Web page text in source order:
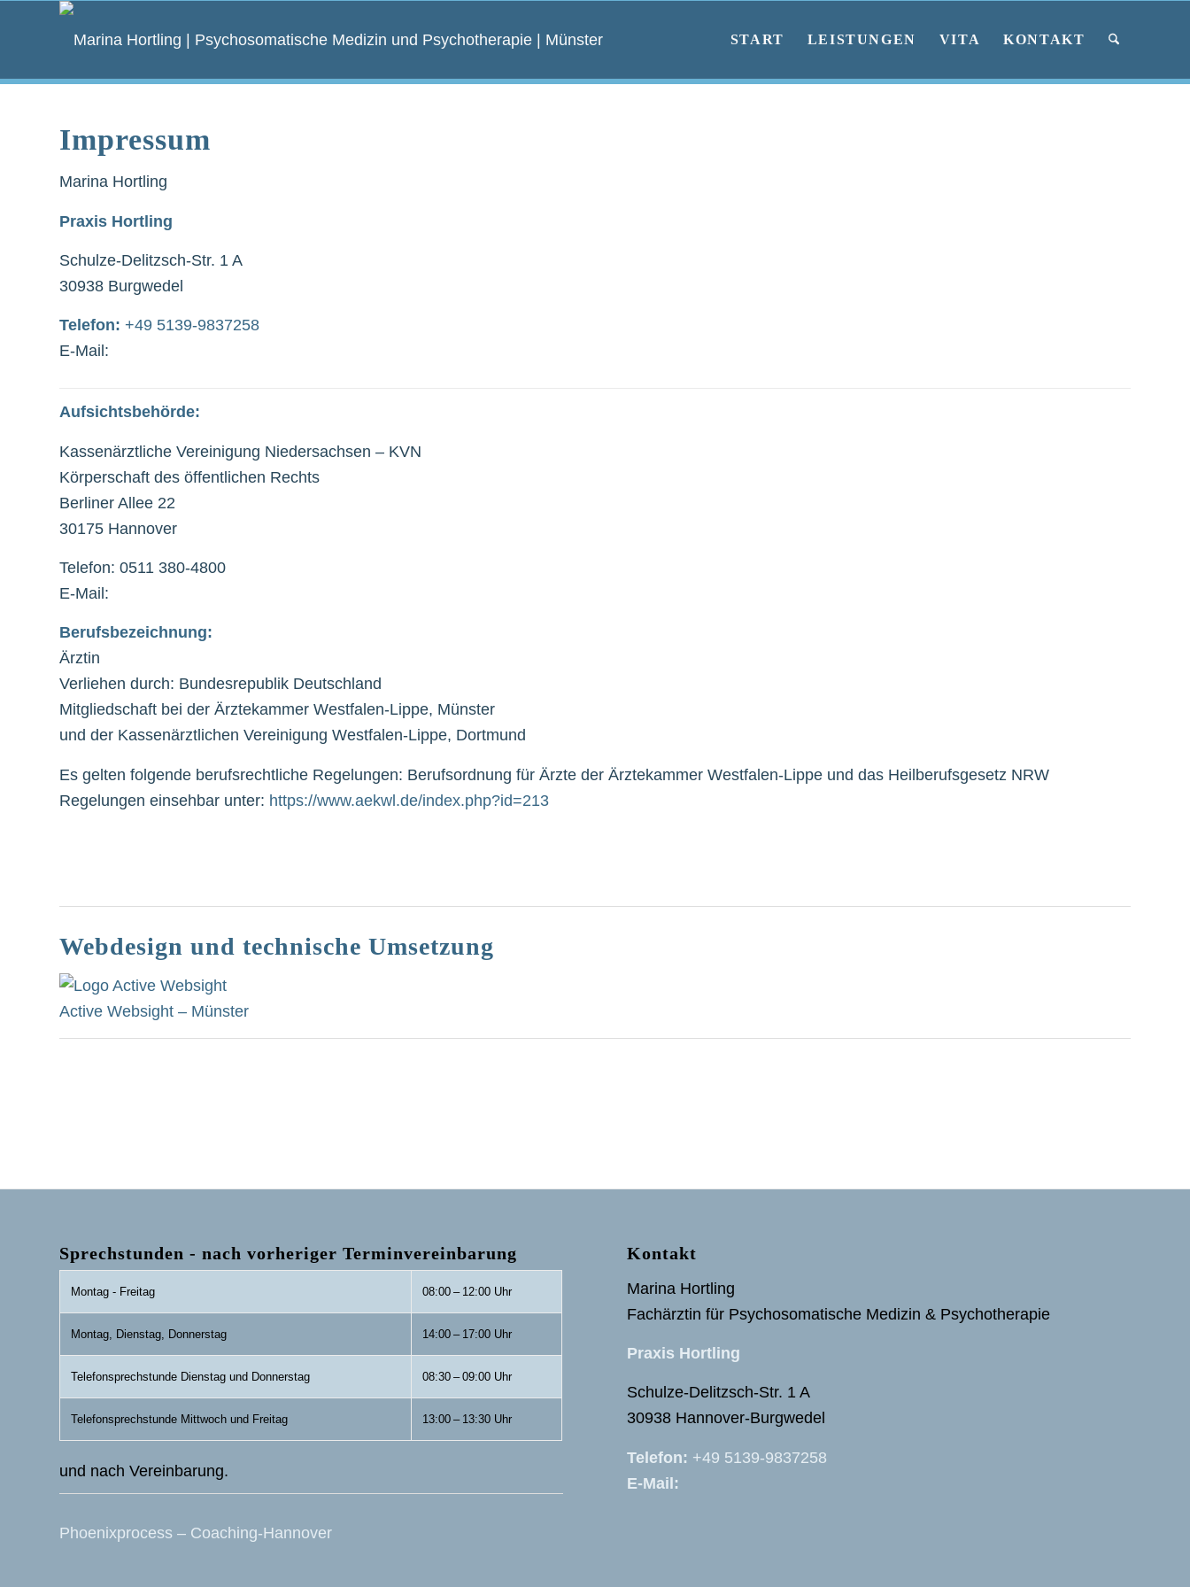
START LEISTUNGEN VITA KONTAKT
Impressum
Marina Hortling
Praxis Hortling
Schulze-Delitzsch-Str. 1 A
30938 Burgwedel
Telefon: +49 5139-9837258
E-Mail:
Aufsichtsbehörde:
Kassenärztliche Vereinigung Niedersachsen – KVN
Körperschaft des öffentlichen Rechts
Berliner Allee 22
30175 Hannover
Telefon: 0511 380-​4800
E-​Mail:
Berufsbezeichnung:
Ärztin
Verliehen durch: Bundesrepublik Deutschland
Mitgliedschaft bei der Ärztekammer Westfalen-Lippe, Münster
und der Kassenärztlichen Vereinigung Westfalen-Lippe, Dortmund
Es gelten folgende berufsrechtliche Regelungen: Berufsordnung für Ärzte der Ärztekammer Westfalen-Lippe und das Heilberufsgesetz NRW
Regelungen einsehbar unter: https://www.aekwl.de/index.php?id=213
Webdesign und technische Umsetzung
Active Websight – Münster
Sprechstunden - nach vorheriger Terminvereinbarung
Montag - Freitag 08:00 – 12:00 Uhr
Montag Dienstag Donnerstag 14:00 – 17:00 Uhr
Telefonsprechstunde Dienstag und Donnerstag 08:30 –09:00 Uhr
Telefonsprechstunde Mittwoch und Freitag 13:00 – 13:30 Uhr
und nach Vereinbarung.
Phoenixprocess – Coaching-Hannover
Kontakt
Marina Hortling
Fachärztin für Psychosomatische Medizin & Psychotherapie
Praxis Hortling
Schulze-Delitzsch-Str. 1 A
30938 Hannover-Burgwedel
Telefon: +49 5139-9837258
E-Mail: